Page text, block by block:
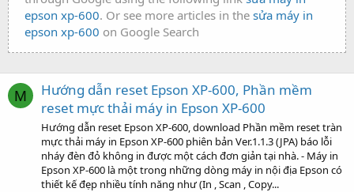
epson xp-600. Or see more articles in the sửa máy in
epson xp-600 on Google Search
M
Hướng dẫn reset Epson XP-600, Phần mềm
reset mực thải máy in Epson XP-600
Hướng dẫn reset Epson XP-600, download Phần mềm reset tràn
mực thải máy in Epson XP-600 phiên bản Ver.1.1.3 (JPA) báo lỗi
nháy đèn đỏ không in được một cách đơn giản tại nhà. - Máy in
Epson XP-600 là một trong những dòng máy in nội địa Epson có
thiết kế đẹp nhiều tính năng như (In , Scan , Copy...